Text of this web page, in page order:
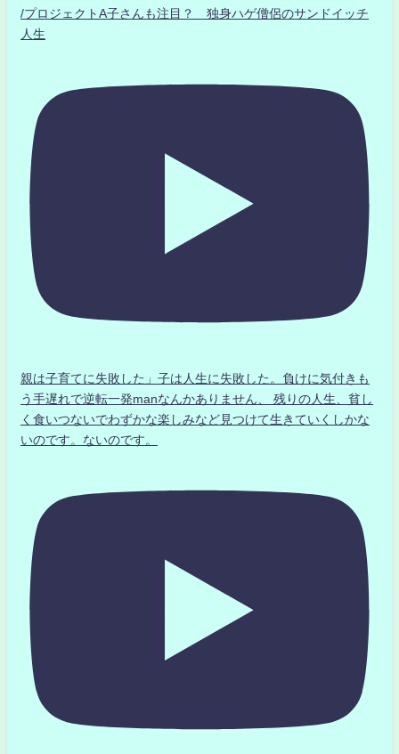
/プロジェクトA子さんも注目？ 独身ハゲ僧侶のサンドイッチ
人生
親は子育てに失敗した」子は人生に失敗した。負けに気付きも
う手遅れで逆転一発manなんかありません、 残りの人生、貧し
く食いつないでわずかな楽しみなど見つけて生きていくしかな
いのです。ないのです。